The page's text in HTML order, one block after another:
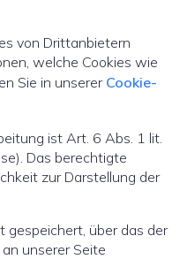
von Drittanbietern
welche Cookies wie
Sie in unsererCookie-
ist Art. 6 Abs. 1 lit.
Das berechtigte
zur Darstellung der
gespeichert, über das der
unserer Seite